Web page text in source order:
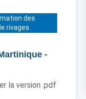
des
rivages
-
la version .pdf